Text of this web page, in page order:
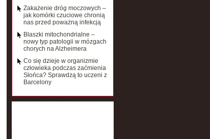
Zakażenie dróg moczowych –
jak komórki czuciowe chronią
nas przed poważną infekcją
Blaszki mitochondrialne –
nowy typ patologii w mózgach
chorych na Alzheimera
Co się dzieje w organizmie
człowieka podczas zaćmienia
Słońca? Sprawdzą to uczeni z
Barcelony